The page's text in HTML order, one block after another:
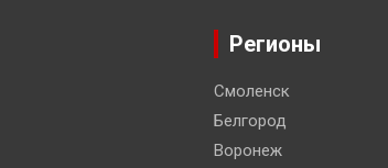
Регионы
Смоленск
Белгород
Воронеж